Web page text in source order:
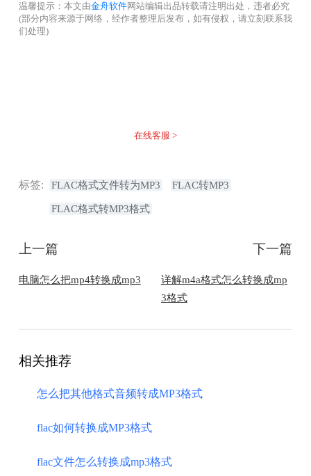
温馨提示：本文由金舟软件网站编辑出品转载请注明出处，违者必究
(部分内容来源于网络，经作者整理后发布，如有侵权，请立刻联系我
们处理)
在线客服 >
标签: FLAC格式文件转为MP3 FLAC转MP3
FLAC格式转MP3格式
上一篇
电脑怎么把mp4转换成mp3
下一篇
详解m4a格式怎么转换成mp
3格式
相关推荐
怎么把其他格式音频转成MP3格式
flac如何转换成MP3格式
flac文件怎么转换成mp3格式